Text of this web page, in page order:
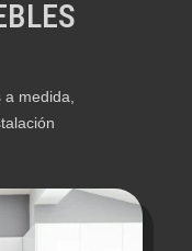
medida,